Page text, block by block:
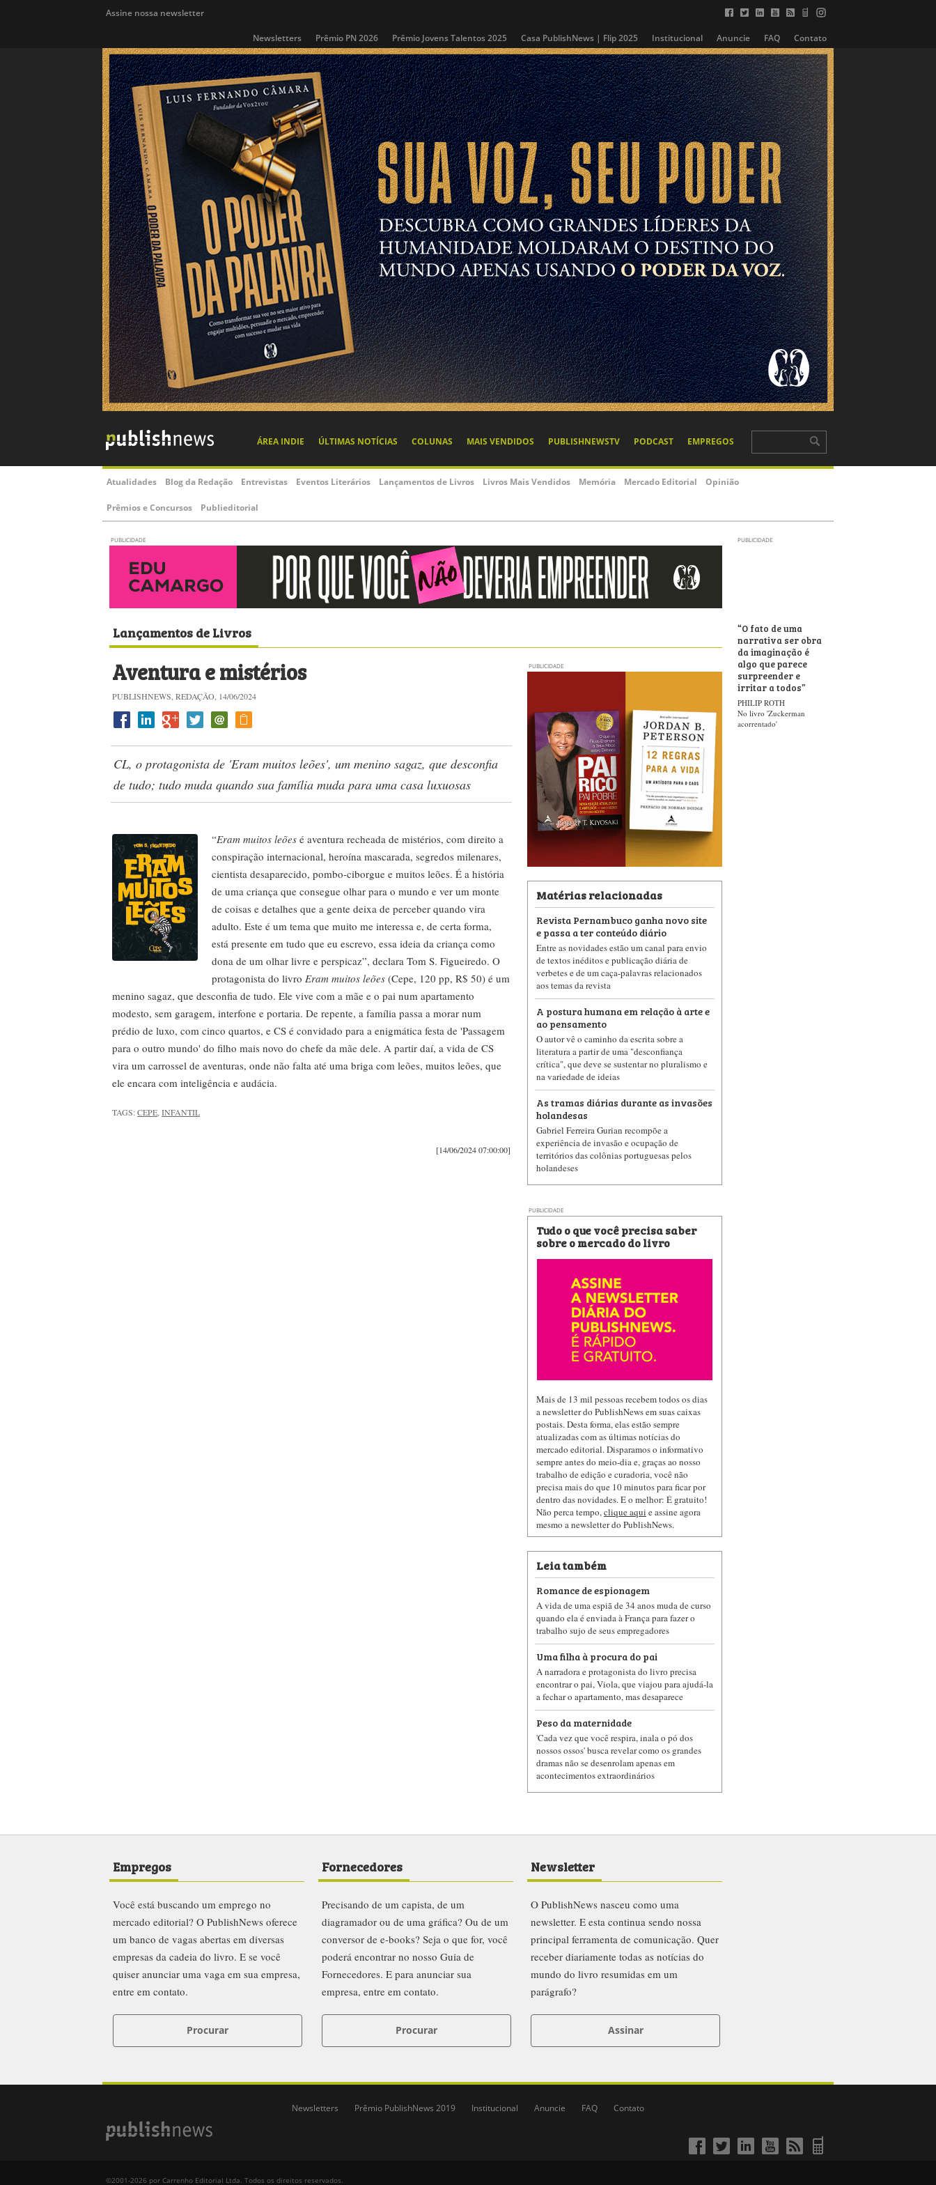
Assine nossa newsletter
Newsletters Prêmio PN 2026 Prêmio Jovens Talentos 2025 Casa PublishNews | Flip 2025 Institucional Anuncie FAQ Contato
ÁREA INDIE ÚLTIMAS NOTÍCIAS COLUNAS MAIS VENDIDOS PUBLISHNEWSTV PODCAST EMPREGOS
Atualidades Blog da Redação Entrevistas Eventos Literários Lançamentos de Livros Livros Mais Vendidos Memória Mercado Editorial Opinião
Prêmios e Concursos Publieditorial
PUBLICIDADE PUBLICIDADE
Lançamentos de Livros
Aventura e mistérios
PUBLISHNEWS, REDAÇÃO, 14/06/2024
CL, o protagonista de 'Eram muitos leões', um menino sagaz, que desconfia
de tudo; tudo muda quando sua família muda para uma casa luxuosas
“Eram muitos leões é aventura recheada de mistérios, com direito a
conspiração internacional, heroína mascarada, segredos milenares,
cientista desaparecido, pombo-ciborgue e muitos leões. É a história
de uma criança que consegue olhar para o mundo e ver um monte
de coisas e detalhes que a gente deixa de perceber quando vira
adulto. Este é um tema que muito me interessa e, de certa forma,
está presente em tudo que eu escrevo, essa ideia da criança como
dona de um olhar livre e perspicaz”, declara Tom S. Figueiredo. O
protagonista do livro Eram muitos leões (Cepe, 120 pp, R$ 50) é um
menino sagaz, que desconfia de tudo. Ele vive com a mãe e o pai num apartamento
modesto, sem garagem, interfone e portaria. De repente, a família passa a morar num
prédio de luxo, com cinco quartos, e CS é convidado para a enigmática festa de 'Passagem
para o outro mundo' do filho mais novo do chefe da mãe dele. A partir daí, a vida de CS
vira um carrossel de aventuras, onde não falta até uma briga com leões, muitos leões, que
ele encara com inteligência e audácia.
TAGS:CEPE INFANTIL
[14/06/2024 07:00:00]
PUBLICIDADE
Matérias relacionadas
Revista Pernambuco ganha novo site
e passa a ter conteúdo diário
Entre as novidades estão um canal para envio
de textos inéditos e publicação diária de
verbetes e de um caça-palavras relacionados
aos temas da revista
A postura humana em relação à arte e
ao pensamento
O autor vê o caminho da escrita sobre a
literatura a partir de uma "desconfiança
crítica", que deve se sustentar no pluralismo e
na variedade de ideias
As tramas diárias durante as invasões
holandesas
Gabriel Ferreira Gurian recompõe a
experiência de invasão e ocupação de
territórios das colônias portuguesas pelos
holandeses
PUBLICIDADE
Tudo o que você precisa saber
sobre o mercado do livro
Mais de 13 mil pessoas recebem todos os dias
a newsletter do PublishNews em suas caixas
postais. Desta forma, elas estão sempre
atualizadas com as últimas notícias do
mercado editorial. Disparamos o informativo
sempre antes do meio-dia e, graças ao nosso
trabalho de edição e curadoria, você não
precisa mais do que 10 minutos para ficar por
dentro das novidades. E o melhor: É gratuito!
Não perca tempo,clique aqui e assine agora
mesmo a newsletter do PublishNews.
Leia também
Romance de espionagem
A vida de uma espiã de 34 anos muda de curso
quando ela é enviada à França para fazer o
trabalho sujo de seus empregadores
Uma filha à procura do pai
A narradora e protagonista do livro precisa
encontrar o pai, Viola, que viajou para ajudá-la
a fechar o apartamento, mas desaparece
Peso da maternidade
'Cada vez que você respira, inala o pó dos
nossos ossos' busca revelar como os grandes
dramas não se desenrolam apenas em
acontecimentos extraordinários
“O fato de uma
narrativa ser obra
da imaginação é
algo que parece
surpreender e
irritar a todos”
PHILIP ROTH
No livro 'Zuckerman
acorrentado'
Empregos
Você está buscando um emprego no
mercado editorial? O PublishNews oferece
um banco de vagas abertas em diversas
empresas da cadeia do livro. E se você
quiser anunciar uma vaga em sua empresa,
entre em contato.
Procurar
Fornecedores
Precisando de um capista, de um
diagramador ou de uma gráfica? Ou de um
conversor de e-books? Seja o que for, você
poderá encontrar no nosso Guia de
Fornecedores. E para anunciar sua
empresa, entre em contato.
Procurar
Newsletter
O PublishNews nasceu como uma
newsletter. E esta continua sendo nossa
principal ferramenta de comunicação. Quer
receber diariamente todas as notícias do
mundo do livro resumidas em um
parágrafo?
Assinar
Newsletters Prêmio PublishNews 2019 Institucional Anuncie FAQ Contato
©2001-2026 por Carrenho Editorial Ltda. Todos os direitos reservados.